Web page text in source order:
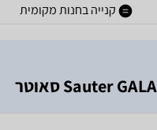
קנייה בחנות מקומית